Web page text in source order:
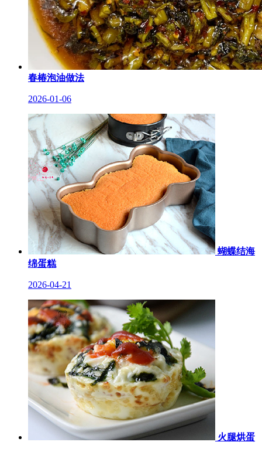
春椿泡油做法
2026-01-06
蝴蝶结海
绵蛋糕
2026-04-21
火腿烘蛋